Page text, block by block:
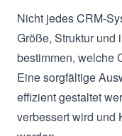
Nicht jedes CRM-
Größe, Struktur und
bestimmen, welche
Eine sorgfältige
effizient gestaltet
verbessert wird und